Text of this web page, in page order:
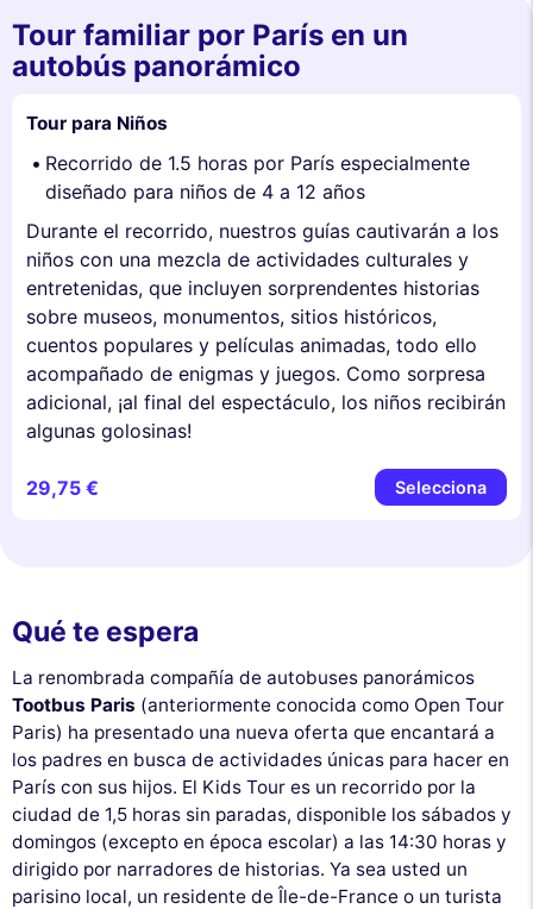
Tour familiar por París en un
autobús panorámico
Tour para Niños
Recorrido de 1.5 horas por París especialmente
diseñado para niños de 4 a 12 años
Durante el recorrido, nuestros guías cautivarán a los
niños con una mezcla de actividades culturales y
entretenidas, que incluyen sorprendentes historias
sobre museos, monumentos, sitios históricos,
cuentos populares y películas animadas, todo ello
acompañado de enigmas y juegos. Como sorpresa
adicional, ¡al final del espectáculo, los niños recibirán
algunas golosinas!
29,75 € Selecciona
Qué te espera
La renombrada compañía de autobuses panorámicos
Tootbus Paris (anteriormente conocida como Open Tour
Paris) ha presentado una nueva oferta que encantará a
los padres en busca de actividades únicas para hacer en
París con sus hijos. El Kids Tour es un recorrido por la
ciudad de 1,5 horas sin paradas, disponible los sábados y
domingos (excepto en época escolar) a las 14:30 horas y
dirigido por narradores de historias. Ya sea usted un
parisino local, un residente de Île-de-France o un turista